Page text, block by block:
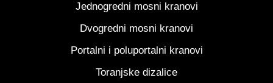
Jednogredni mosni kranovi
Dvogredni mosni kranovi
Portalni i poluportalni kranovi
Toranjske dizalice